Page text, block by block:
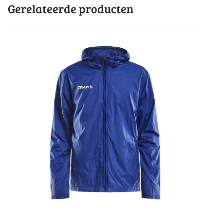
Gerelateerde producten